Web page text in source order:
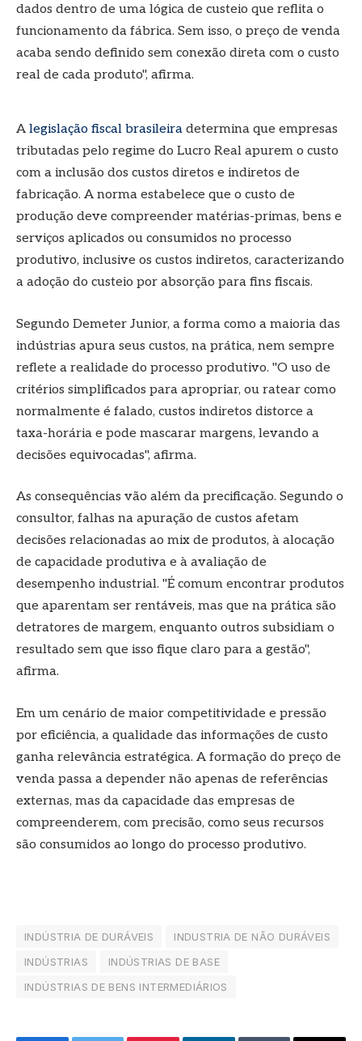
dados dentro de uma lógica de custeio que reflita o
funcionamento da fábrica. Sem isso, o preço de venda
acaba sendo definido sem conexão direta com o custo
real de cada produto", afirma.
A legislação fiscal brasileira determina que empresas
tributadas pelo regime do Lucro Real apurem o custo
com a inclusão dos custos diretos e indiretos de
fabricação. A norma estabelece que o custo de
produção deve compreender matérias-primas, bens e
serviços aplicados ou consumidos no processo
produtivo, inclusive os custos indiretos, caracterizando
a adoção do custeio por absorção para fins fiscais.
Segundo Demeter Junior, a forma como a maioria das
indústrias apura seus custos, na prática, nem sempre
reflete a realidade do processo produtivo. "O uso de
critérios simplificados para apropriar, ou ratear como
normalmente é falado, custos indiretos distorce a
taxa-horária e pode mascarar margens, levando a
decisões equivocadas", afirma.
As consequências vão além da precificação. Segundo o
consultor, falhas na apuração de custos afetam
decisões relacionadas ao mix de produtos, à alocação
de capacidade produtiva e à avaliação de
desempenho industrial. "É comum encontrar produtos
que aparentam ser rentáveis, mas que na prática são
detratores de margem, enquanto outros subsidiam o
resultado sem que isso fique claro para a gestão",
afirma.
Em um cenário de maior competitividade e pressão
por eficiência, a qualidade das informações de custo
ganha relevância estratégica. A formação do preço de
venda passa a depender não apenas de referências
externas, mas da capacidade das empresas de
compreenderem, com precisão, como seus recursos
são consumidos ao longo do processo produtivo.
INDÚSTRIA DE DURÁVEIS
INDUSTRIA DE NÃO DURÁVEIS
INDÚSTRIAS
INDÚSTRIAS DE BASE
INDÚSTRIAS DE BENS INTERMEDIÁRIOS